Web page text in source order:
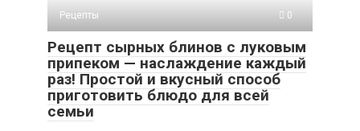
Рецепты
0
Рецепт сырных блинов с луковым
припеком — наслаждение каждый
раз! Простой и вкусный способ
приготовить блюдо для всей
семьи